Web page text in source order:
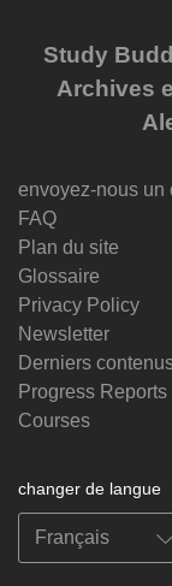
Study
Archives
envoyez-nous un
FAQ
Plan du site
Glossaire
Privacy Policy
Newsletter
Derniers
Progress Reports
Courses
changer de langue